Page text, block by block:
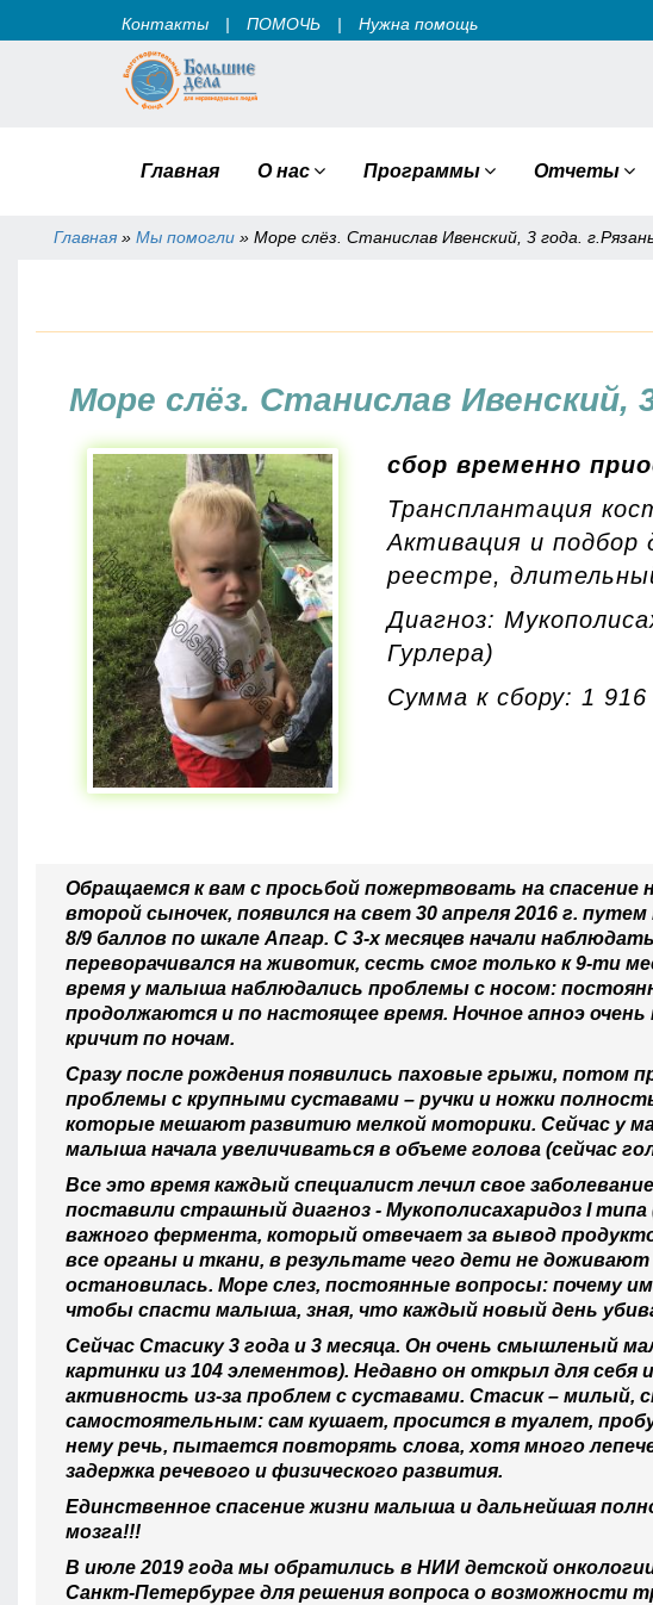
Контакты | ПОМОЧЬ | Нужна помощь
Главная О нас Программы Отчеты
Главная » Мы помогли » Море слёз. Станислав Ивенский, 3 года.
Море слёз. Станислав Ивенский,
сбор временно
Трансплантация
Активация и подбор
реестре,
Диагноз:
Гурлера)
Сумма к сбору: 1 916
Обращаемся к вам с просьбой пожертвовать на
второй сыночек, появился на свет 30 апреля 2016 г.
8/9 баллов по шкале Апгар. С 3-х месяцев начали
переворачивался на животик, сесть смог только к 9-ти
время у малыша наблюдались проблемы с носом:
продолжаются и по настоящее время. Ночное апноэ
кричит по ночам.
Сразу после рождения появились паховые грыжи, потом
проблемы с крупными суставами – ручки и ножки
которые мешают развитию мелкой моторики. Сейчас у
малыша начала увеличиваться в объеме голова (сейчас
Все это время каждый специалист лечил свое
поставили страшный диагноз - Мукополисахаридоз I
важного фермента, который отвечает за вывод
все органы и ткани, в результате чего дети не
остановилась. Море слез, постоянные вопросы: почему
чтобы спасти малыша, зная, что каждый новый день
Сейчас Стасику 3 года и 3 месяца. Он очень смышленый
картинки из 104 элементов). Недавно он открыл для себя
активность из-за проблем с суставами. Стасик –
самостоятельным: сам кушает, просится в туалет,
нему речь, пытается повторять слова, хотя много
задержка речевого и физического развития.
Единственное спасение жизни малыша и дальнейшая
мозга!!!
В июле 2019 года мы обратились в НИИ детской
Санкт-Петербурге для решения вопроса о возможности